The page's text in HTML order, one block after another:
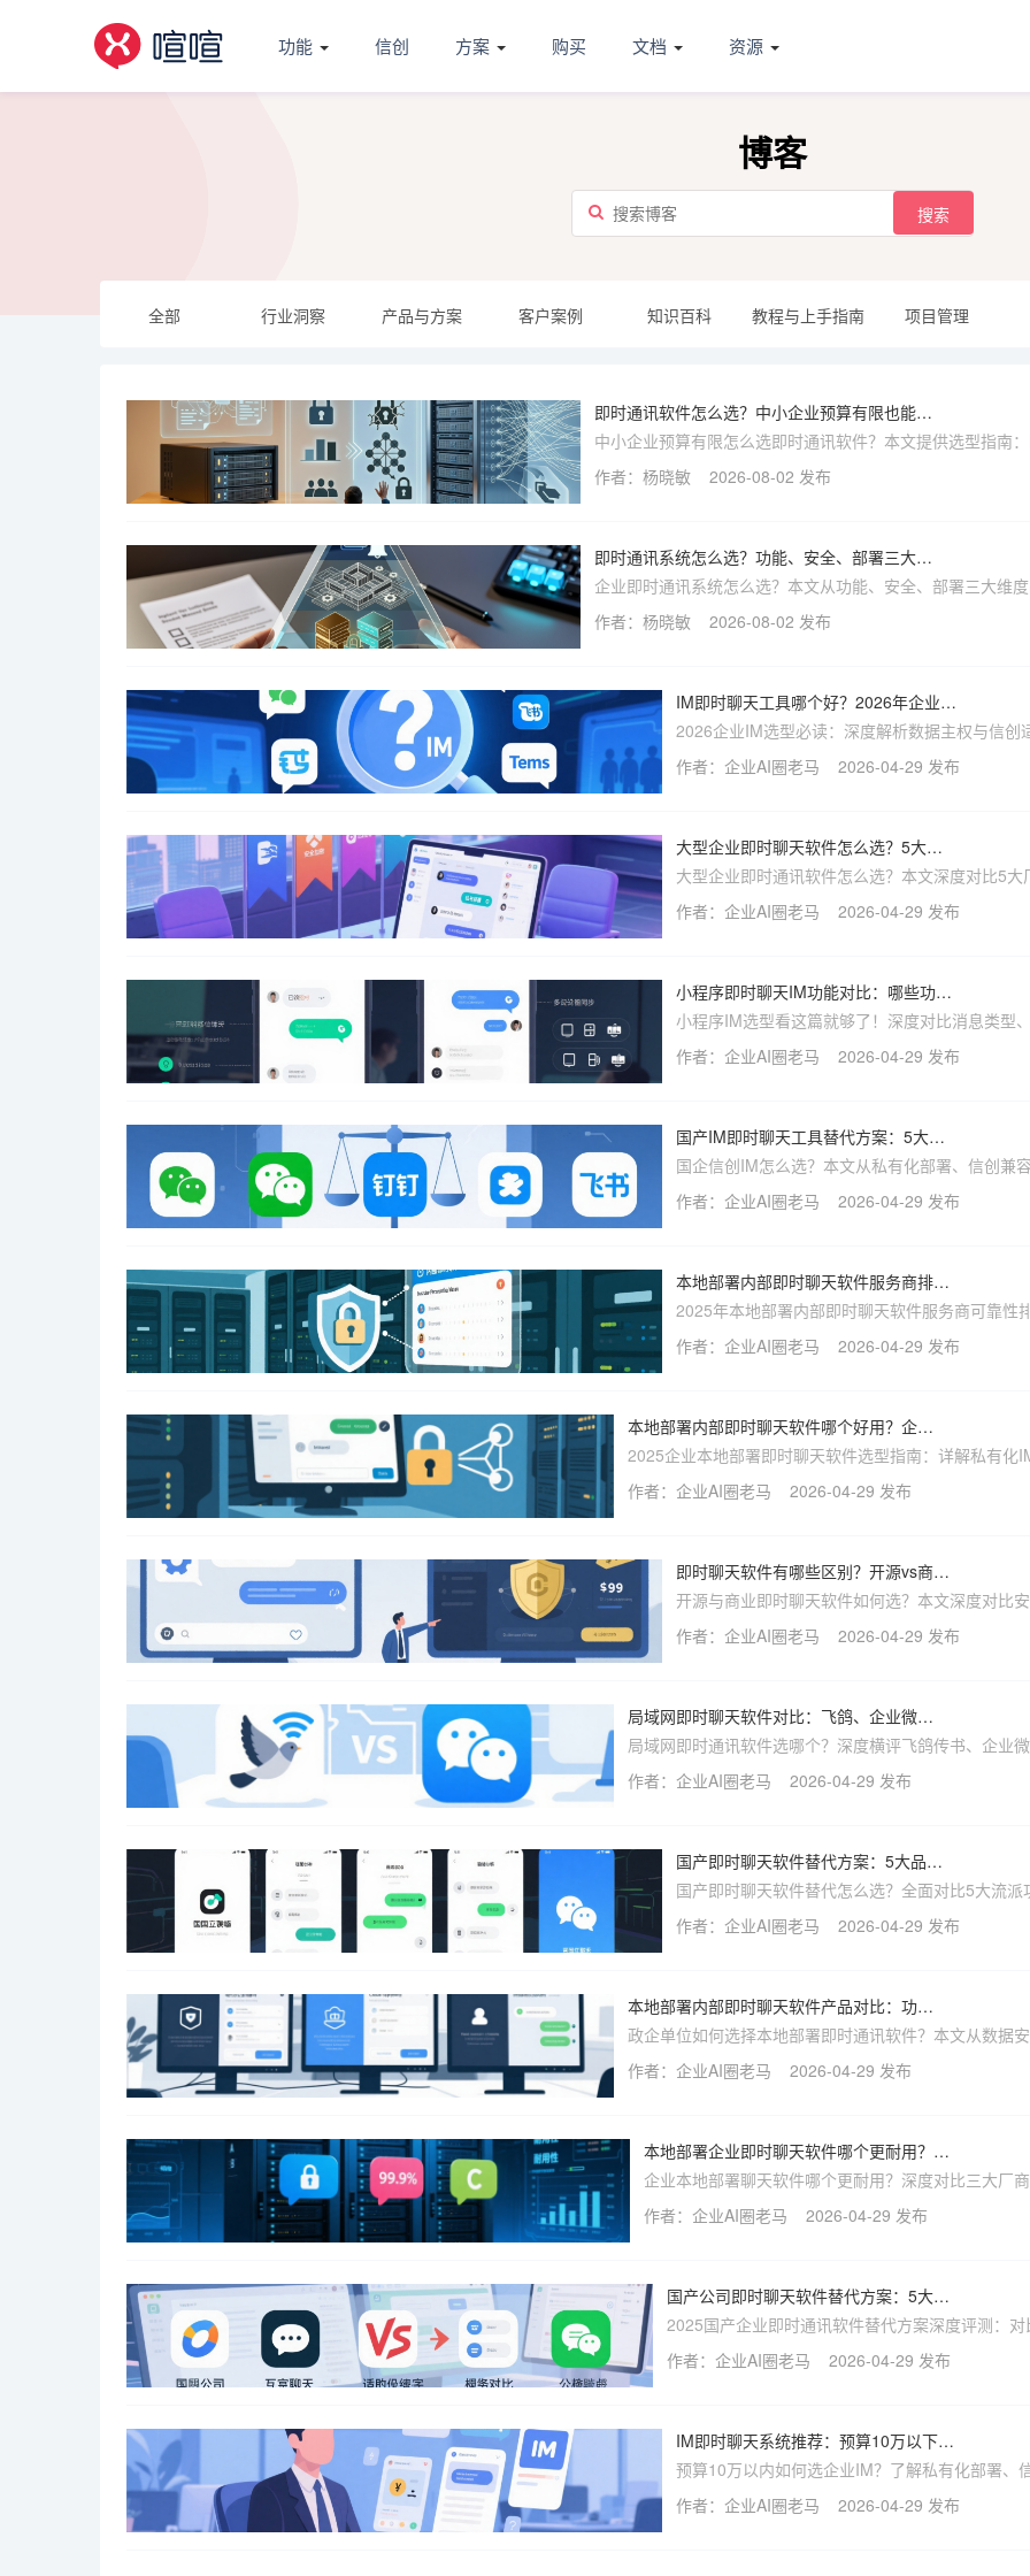
功能 信创 方案 购买 文档 资源
博客
搜索
全部 行业洞察 产品与方案 客户案例 知识百科 教程与上手指南 项目管理
即时通讯软件怎么选？中小企业预算有限也能挑到合适的
中小企业预算有限怎么选即时通讯软件？本文提供选型指南
团队规模与数据敏感度，对比公有云与私有化部署路线，详解
能、安全、成本等五大评估维度，并教你算清三年总成本，避
作者：杨晓敏 2026-08-02 发布
即时通讯系统怎么选？功能、安全、部署三大维度评估
企业即时通讯系统怎么选？本文从功能、安全、部署三大维
发，提供一份可逐项打分的评估框架和自查清单，帮你识别真
私有化部署与数据安全，匹配不同行业场景需求。
作者：杨晓敏 2026-08-02 发布
IM即时聊天工具哪个好？2026年企业选型指南
2026企业IM选型必读：深度解析数据主权与信创
心要求，揭秘常见选型误区，推荐喧喧IM私有化部
案，实现安全可控、高效集成。附一键部署指南，
作者：企业AI圈老马 2026-04-29 发布
大型企业即时聊天软件怎么选？5大厂商服务能力对比
大型企业即时通讯软件怎么选？本文深度对比5大
服务能力，从私有化部署、信创适配到安全加密与
集成，全面解读国企、军工、金融行业IM选型要点
作者：企业AI圈老马 2026-04-29 发布
小程序即时聊天IM功能对比：哪些功能是决策关键？
小程序IM选型看这篇就够了！深度对比消息类型
同步、私有化部署与信创适配等关键指标，揭秘喧
如何帮国企/金融等高安全企业实现安全可控的即时
作者：企业AI圈老马 2026-04-29 发布
国产IM即时聊天工具替代方案：5大品牌横向评测
国企信创IM怎么选？本文从私有化部署、信创兼
大维度深度评测喧喧IM、蓝信等5款国产替代方案
点解读喧喧IM如何满足政务、军工、金融行业对安
作者：企业AI圈老马 2026-04-29 发布
本地部署内部即时聊天软件服务商排名：哪些更可靠？
2025年本地部署内部即时聊天软件服务商可靠性
详解喧喧IM等私有化IM如何满足国企、金融、军工
据安全与信创合规需求，附选型避坑指南与常见问
作者：企业AI圈老马 2026-04-29 发布
本地部署内部即时聊天软件哪个好用？企业用户真实需求分析
2025企业本地部署即时聊天软件选型指南：详解私有化
据安全、信创适配与系统集成上的核心优势。深度测评喧
IM，一分钟部署高安全内部通讯平台。
作者：企业AI圈老马 2026-04-29 发布
即时聊天软件有哪些区别？开源vs商业版本决策分析
开源与商业即时聊天软件如何选？本文深度对比
成本、信创适配差异，解析开源隐形风险，并推荐
等保、国产化要求的企业加密即时通讯方案喧喧IM
作者：企业AI圈老马 2026-04-29 发布
局域网即时聊天软件对比：飞鸽、企业微信局域版哪个更好？
局域网即时通讯软件选哪个？深度横评飞鸽传书、企业
域版与喧喧IM，从私有化部署、数据安全、信创适配到扩
力，帮您找到最适合的内网聊天工具。
作者：企业AI圈老马 2026-04-29 发布
国产即时聊天软件替代方案：5大品牌功能差异分析
国产即时聊天软件替代怎么选？全面对比5大流派
差异，深度解析喧喧IM等轻量化私有部署方案在信
配、数据安全与部署效率上的优势，助您快速搭建
作者：企业AI圈老马 2026-04-29 发布
本地部署内部即时聊天软件产品对比：功能差异与适配性分析
政企单位如何选择本地部署即时通讯软件？本文从数据
信创适配、部署运维等维度深度对比私有化IM方案，重点
喧喧IM的高安全轻量化架构与行业应用案例，助您构建安
作者：企业AI圈老马 2026-04-29 发布
本地部署企业即时聊天软件哪个更耐用？三大厂商深度对比
企业本地部署聊天软件哪个更耐用？深度对比三大厂
架构、安全到运维，解析喧喧IM为何成为政企信创优选
实操指南。
作者：企业AI圈老马 2026-04-29 发布
国产公司即时聊天软件替代方案：5大热门品牌深度评测
2025国产企业即时通讯软件替代方案深度评测：对
喧IM、企业微信、钉钉、飞书、蓝信等5大私有化部
具，从安全性、信创适配、集成能力与易用性四大
作者：企业AI圈老马 2026-04-29 发布
IM即时聊天系统推荐：预算10万以下企业怎么选？
预算10万以内如何选企业IM？了解私有化部署、
容与高性价比的选型要点，看看喧喧IM如何帮您的
实现安全、高效的内部即时通讯。
作者：企业AI圈老马 2026-04-29 发布